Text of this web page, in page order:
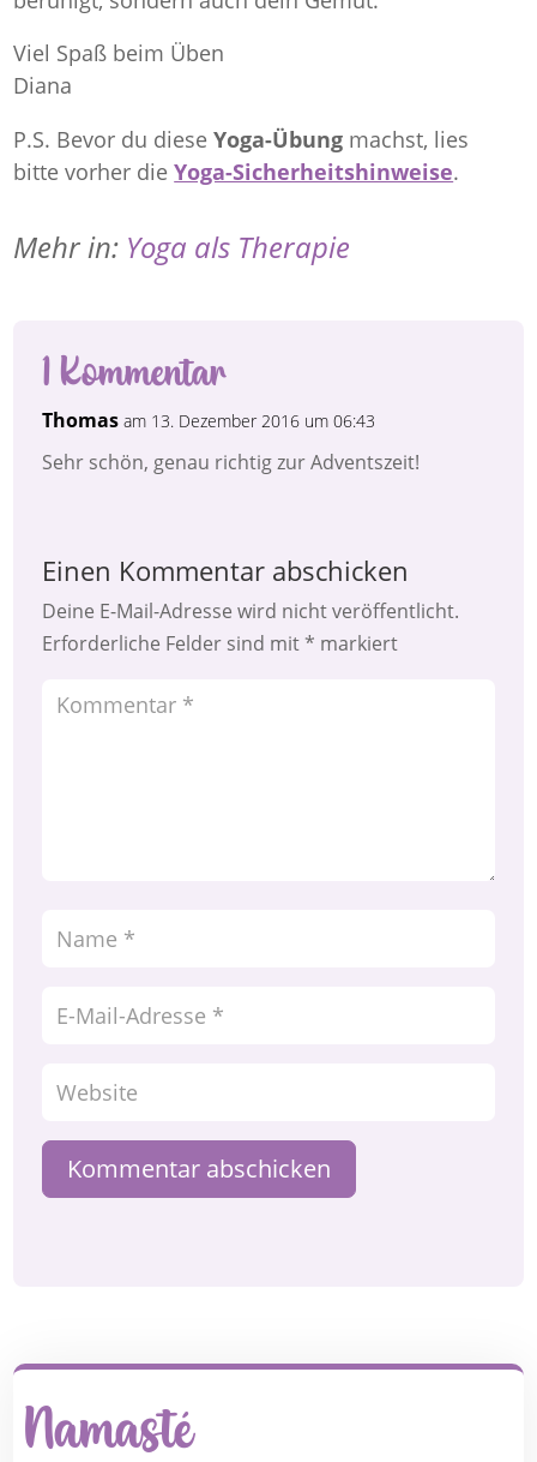
Viel Spaß beim Üben
Diana
P.S. Bevor du dieseYoga-Übung machst, lies
bitte vorher dieYoga-Sicherheitshinweise.
Mehr in: Yoga als Therapie
1 Kommentar
Thomas am 13. Dezember 2016 um 06:43
Sehr schön, genau richtig zur Adventszeit!
Einen Kommentar abschicken
Deine E-Mail-Adresse wird nicht veröffentlicht.
Erforderliche Felder sind mit* markiert
Kommentar abschicken
Namasté